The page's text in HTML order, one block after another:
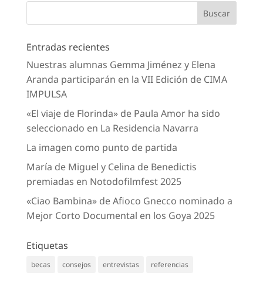
Entradas recientes
Nuestras alumnas Gemma Jiménez y Elena
Aranda participarán en la VII Edición de CIMA
IMPULSA
«El viaje de Florinda» de Paula Amor ha sido
seleccionado en La Residencia Navarra
La imagen como punto de partida
María de Miguel y Celina de Benedictis
premiadas en Notodofilmfest 2025
«Ciao Bambina» de Afioco Gnecco nominado a
Mejor Corto Documental en los Goya 2025
Etiquetas
becas consejos entrevistas referencias